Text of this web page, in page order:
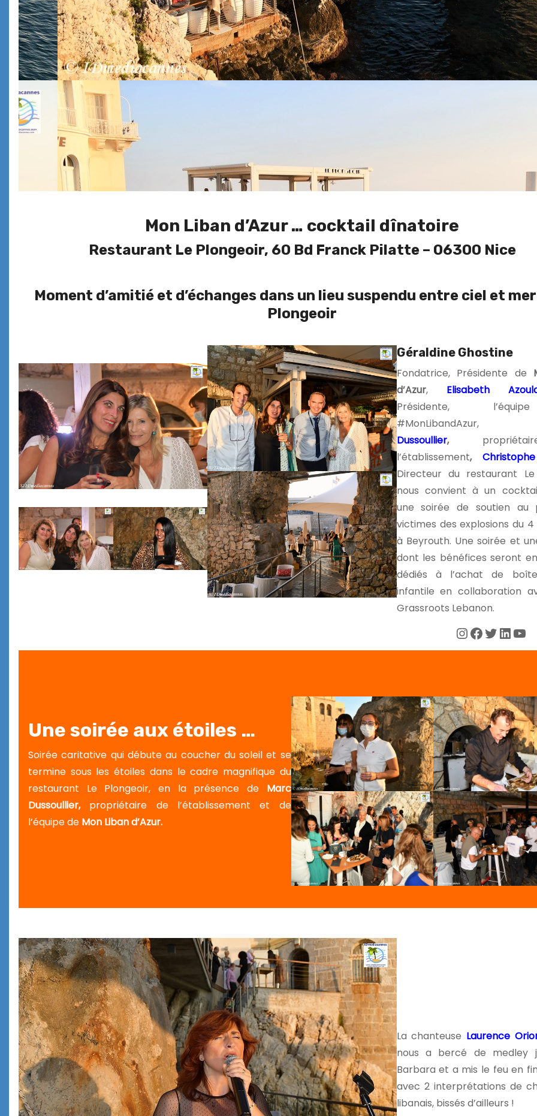
Mon Liban d’Azur … cocktail dînatoire
Restaurant Le Plongeoir, 60 Bd Franck Pilatte – 06300 Nice
Moment d’amitié et d’échanges dans un lieu suspendu entre ciel et
Plongeoir
Géraldine Ghostine
Fondatrice, Présidente de
d’Azur, Elisabeth
Présidente,
Dussoullier,
l’établissement,
Directeur du restaurant Le
nous convient à un
une soirée de soutien au
victimes des explosions du
à Beyrouth. Une soirée et
dont les bénéfices seront
dédiés à l’achat de
infantile en collaboration
Grassroots Lebanon.
InstagramFacebook Twitter LinkedIn YouTube
Une soirée aux étoiles …
Soirée caritative qui débute au coucher du soleil et se
termine sous les étoiles dans le cadre magnifique du
restaurant Le Plongeoir, en la présence de Marc
Dussoullier, propriétaire de l’établissement et de
l’équipe de Mon Liban d’Azur.
La chanteuse Laurence
nous a bercé de medley
Barbara et a mis le feu en
avec 2 interprétations de
libanais, bissés d’ailleurs !